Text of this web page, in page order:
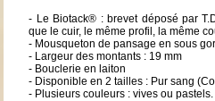
- Le Biotack® : brevet déposé par
que le cuir, le même profil, la même
- Mousqueton de pansage en sous
- Largeur des montants : 19 mm
- Bouclerie en laiton
- Disponible en 2 tailles : Pur sang
- Plusieurs couleurs : vives ou pastels.